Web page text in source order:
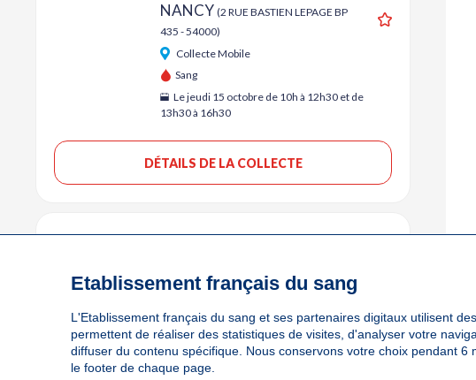
NANCY (2 RUE BASTIEN LEPAGE BP
435 - 54000)
Collecte Mobile
Sang
Le jeudi 15 octobre de 10h à 12h30 et de
13h30 à 16h30
DÉTAILS DE LA COLLECTE
Collecte Mobile
Du vendredi 16 au samedi 17 octobre de
10h30 à 18h
Etablissement français du sang
L'Etablissement français du sang et ses partenaires digitaux utilisent
permettent de réaliser des statistiques de visites, d'analyser votre
diffuser du contenu spécifique. Nous conservons votre choix pendant
le footer de chaque page.